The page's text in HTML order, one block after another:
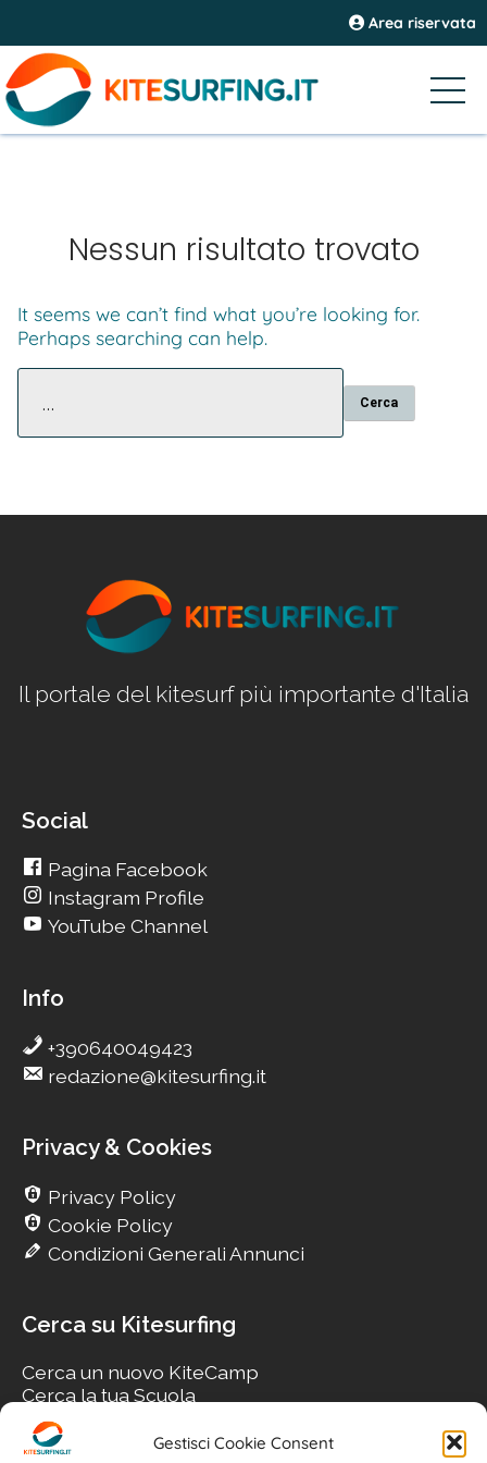
Gestisci Cookie Consent
Area riservata
Nessun risultato trovato
It seems we can’t find what you’re looking for.
Perhaps searching can help.
per:
Il portale del kitesurf più importante d'Italia
Social
Pagina Facebook
Instagram Profile
YouTube Channel
Info
+390640049423
redazione@kitesurfing.it
Privacy & Cookies
Privacy Policy
Cookie Policy
Condizioni Generali Annunci
Cerca su Kitesurfing
Cerca un nuovo KiteCamp
Cerca la tua Scuola
Cerca il tuo KiteSpot
Cerca Accommodation